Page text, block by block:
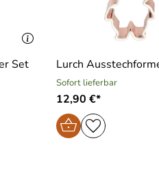
Set Lurch
Sofort lieferbar
12,90 €*